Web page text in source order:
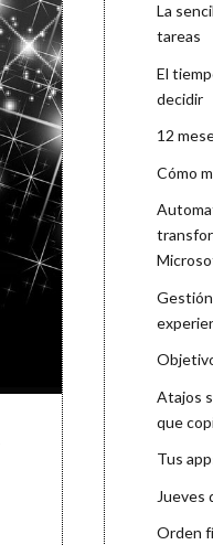
La
tareas
El
decidir
12
Cómo
Atajos
que
Tus
Jueves
Orden